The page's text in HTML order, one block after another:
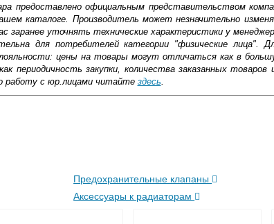
предоставлено официальным представительством
каталоге. Производитель может незначительно
заранее уточнять технические характеристики у
для потребителей категории "физические лица".
лояльности: цены на товары могут отличаться как в
периодичность закупки, количества заказанных товаров
работу с юр.лицами читайте здесь
для автоматической регулировки объема
данного типа отлично справляются со своей
ещё и правильно их установить, чтобы
и Московской области
в режиме реального времени
товара как при доставке, так и самовывозом
деньги, Web-money, Qiwi-кошельки и другие).
Предохранительные клапаны
Аксессуары к радиаторам